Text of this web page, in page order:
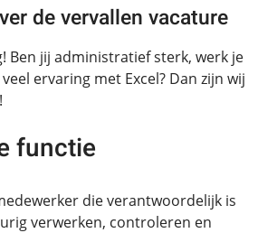
de vervallen vacature
Ben jij administratief sterk, werk je
ervaring met Excel? Dan zijn wij
functie
die verantwoordelijk is
verwerken, controleren en